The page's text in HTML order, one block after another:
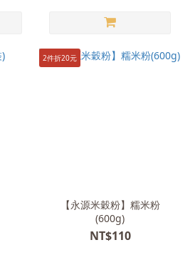
2件折20元
【永源米穀粉】糯米粉
(600g)
NT$110